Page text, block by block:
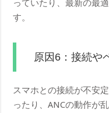
っていたり、最新の最
す。
原因6：接続や
スマホとの接続が不安
ったり、ANCの動作が